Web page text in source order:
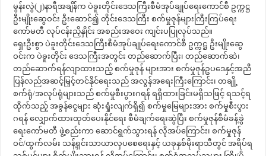
မွန်းလွဲ(၂)နာရီအချိန်က ပဲခူးတိုင်းဒေသကြီးစီမံအုပ်ချုပ်ရေးကောင်စီ ဥက္ကဋ္ဌ
ဦးမျိုးဆွေဝင်း ဦးဆောင်၍ တိုင်းဒေသကြီး စက်မှုဇုန်များကြီးကြပ်ရေး
ကော်မတီ လုပ်ငန်းညှိနှိုင်း အစည်းအဝေး ကျင်းပပြုလုပ်သည်။
ရှေးဦးစွာ ပဲခူးတိုင်းဒေသကြီးစီမံအုပ်ချုပ်ရေးကောင်စီ ဥက္ကဋ္ဌ ဦးမျိုးဆွေ
ဝင်းက ပဲခူးတိုင်း ဒေသကြီးအတွင်း တည်ဆောက်ပြီး၊ တည်ဆောက်ဆဲ၊
တည်ဆောက်ရန်လျာထားသည့် စက်မှုဇုန် များအား စက်မှုဇုန်ဥပဒေနှင့်အညီ
ပြန်လည်အဆင့်မြှင့်တင်နိုင်ရေးသည် အလွန်အရေးကြီးကြောင်း၊ တချို့
စက်ရုံ/အလုပ်ရုံများသည် စက်မှုစီးပွားဂရန် ရရှိထားခြင်းမရှိသဖြင့် ရသင့်ရ
ထိုက်သည့် အခွန်ငွေများ ဆုံးရှုံးလျက်ရှိ၍ စက်မှုမြေများအား စက်မှုစီးပွား
ဂရန် လျှောက်ထားထုတ်ပေးနိုင်ရေး စီမံချက်ရေးဆွဲပြီး စက်မှုဇုန်စီမံခန့်ခွဲ
ရေးကော်မတီ ဖွဲ့စည်းကာ ဆောင်ရွက်သွားရန် လိုအပ်ကြောင်း၊ စက်မှုဇုန်
ဝင်/ထွက်လမ်း သန့်ရှင်းသာယာလှပစေရေးနှင့် ယခုနှစ်မိုးရာသီတွင် အရိပ်ရ